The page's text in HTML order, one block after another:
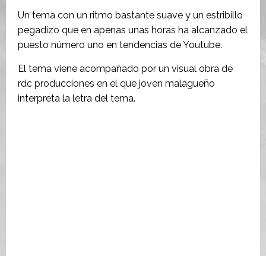
Un tema con un ritmo bastante suave y un estribillo
pegadizo que en apenas unas horas ha alcanzado el
puesto número uno en tendencias de Youtube.
El tema viene acompañado por un visual obra de
rdc producciones en el que joven malagueño
interpreta la letra del tema.